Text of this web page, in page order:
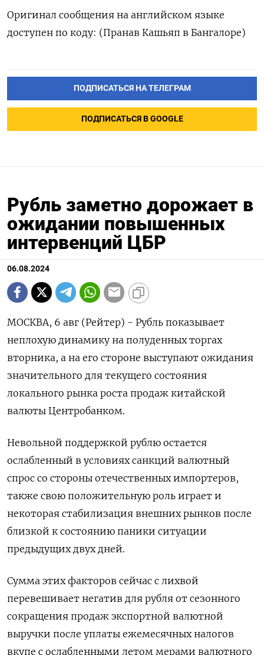
Оригинал сообщения на английском языке
доступен по коду: (Пранав Кашьяп в Бангалоре)
ПОДПИСАТЬСЯ НА ТЕЛЕГРАМ
ПОДПИСАТЬСЯ В GOOGLE
Рубль заметно дорожает в
ожидании повышенных
интервенций ЦБР
06.08.2024
МОСКВА, 6 авг (Рейтер) - Рубль показывает
неплохую динамику на полуденных торгах
вторника, а на его стороне выступают ожидания
значительного для текущего состояния
локального рынка роста продаж китайской
валюты Центробанком.
Невольной поддержкой рублю остается
ослабленный в условиях санкций валютный
спрос со стороны отечественных импортеров,
также свою положительную роль играет и
некоторая стабилизация внешних рынков после
близкой к состоянию паники ситуации
предыдущих двух дней.
Сумма этих факторов сейчас с лихвой
перевешивает негатив для рубля от сезонного
сокращения продаж экспортной валютной
выручки после уплаты ежемесячных налогов
вкупе с ослабленными летом мерами валютного